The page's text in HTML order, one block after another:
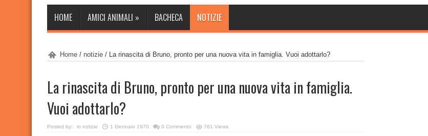
HOME AMICI ANIMALI » BACHECA NOTIZIE
Home / notizie / La rinascita di Bruno, pronto per una nuova vita in famiglia. Vuoi adottarlo?
La rinascita di Bruno, pronto per una nuova vita in famiglia.
Vuoi adottarlo?
Posted by: in notizie 1 Gennaio 1970 0 Commento 761 Views